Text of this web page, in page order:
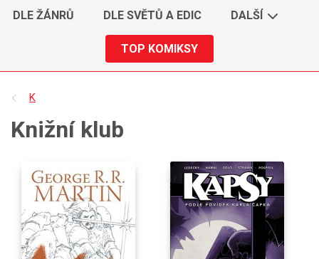
DLE ŽÁNRŮ DLE SVĚTŮ A EDIC DALŠÍ
TOP KOMIKSY
K
Knižní klub